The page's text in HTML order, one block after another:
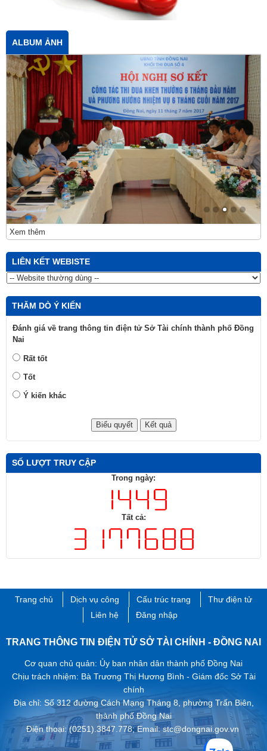
ALBUM ẢNH
Xem thêm
LIÊN KẾT WEBISTE
THĂM DÒ Ý KIẾN
Đánh giá về trang thông tin điện tử Sở Tài chính thành phố Đồng
Nai
Rất tốt
Tốt
Ý kiến khác
SỐ LƯỢT TRUY CẬP
Trong ngày:
Tất cả:
Trang chủ Dịch vụ công Cấu trúc trang
Thư điện tử
Liên hệ
Đăng nhập
TRANG THÔNG TIN ĐIỆN TỬ SỞ TÀI CHÍNH - ĐỒNG NAI
Cơ quan chủ quản: Ủy ban nhân dân thành phố Đồng Nai
Chịu trách nhiệm: Bà Trương Thị Hương Bình - Giám đốc Sở Tài
chính
Địa chỉ: Số 312 đường Cách Mạng Tháng 8, phường Trấn Biên,
thành phố ​Đồng Nai
Điện thoại: (0251).3847.778; Email: stc@dongnai.gov.vn ​